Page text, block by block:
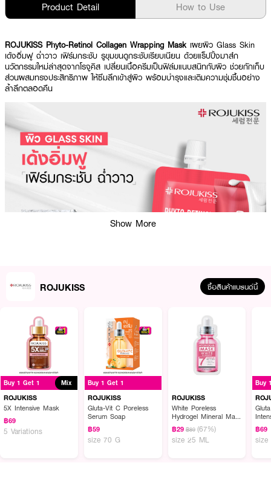
Product Detail How to Use
ROJUKISS Phyto-Retinol Collagen Wrapping Mask เผยผิว Glass Skin
เด้งอิ่มฟู ฉ่ำวาว เฟิร์มกระชับ รูขุมขนดูกระชับเรียบเนียน ด้วยแร็ปปิ้งมาส์ก
นวัตกรรมใหม่ล่าสุดจากโรจูคิส เปลี่ยนเนื้อครีมเป็นฟิล์มแนบสนิทกับผิว ช่วยกักเก็บ
ส่วนผสมทรงประสิทธิภาพ ให้ซึมลึกเข้าสู่ผิว พร้อมบำรุงและเติมความชุ่มชื้นอย่าง
ล้ำลึกตลอดคืน
ผลลัพธ์ที่ได้ :
ROJUKISS Phyto-Retinol Collagen Wrapping Maskโรจูคิส ไฟโต-เรตินอล
คอลลาเจน แร็ปปิ้ง มาส์ก เนื้อครีมที่เปลี่ยนเป็นฟิล์มแนบสนิทกับผิว ช่วยกักเก็บ
ส่วนผสมให้ซึมซาบสู่ผิวได้อย่างมีประสิทธิภาพ มอบความรู้สึกชุ่มชื้นและบำรุงผิว
ตลอดคืน มีส่วนผสมจาก Phyto-Retinol, Multi-Sized Collagen Complex,
Peptide, Amino Acid, Niacinamide และ Witch Hazel
Show More
ROJUKISS ซื้อสินค้าแบรนด์นี้
Buy 1 Get 1 Mix
ROJUKISS
5X Intensive Mask
฿69
5 Variations
Buy 1 Get 1
ROJUKISS
Gluta-Vit C Poreless
Serum Soap
฿59
size 70 G
ROJUKISS
White Poreless
Hydrogel Mineral Mask
7
฿29 ฿89 (67%)
size 25 ML
Buy
฿69
size